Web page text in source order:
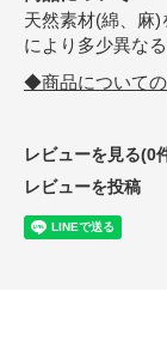
天然素材(綿、麻
により多少異な
◆商品について
レビューを見る(0
レビューを投稿